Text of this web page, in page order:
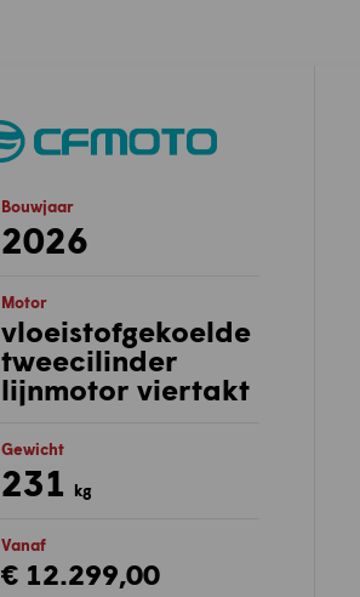
Bouwjaar
2026
Motor
vloeistofgekoelde
tweecilinder
lijnmotor viertakt
Gewicht
231 kg
Vanaf
€ 12.299,00